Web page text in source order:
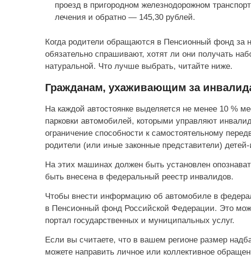
проезд в пригородном железнодорожном
лечения и обратно — 145,30 рублей.
Когда родители обращаются в Пенсионный фонд за
обязательно спрашивают, хотят ли они получать
натуральной. Что лучше выбрать, читайте ниже.
Гражданам, ухаживающим за
На каждой автостоянке выделяется не менее 10 %
парковки автомобилей, которыми управляют
ограничение способности к самостоятельному
родители (или иные законные представители)
На этих машинах должен быть установлен
быть внесена в федеральный реестр инвалидов.
Чтобы внести информацию об автомобиле в
в Пенсионный фонд Российской Федерации. Это
портал государственных и муниципальных услуг.
Если вы считаете, что в вашем регионе размер
можете направить личное или коллективное